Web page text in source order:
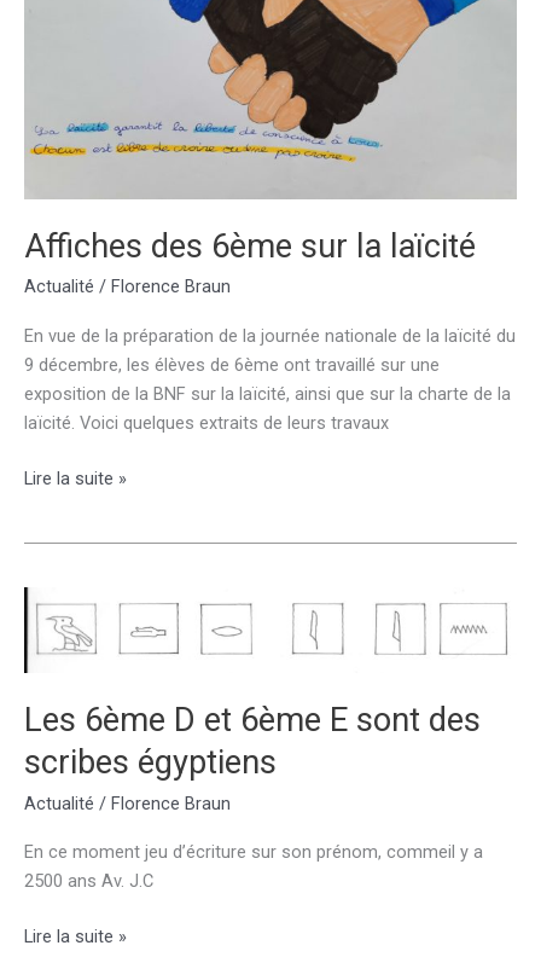
Affiches des 6ème sur la laïcité
Actualité / Florence Braun
En vue de la préparation de la journée nationale de la laïcité du
9 décembre, les élèves de 6ème ont travaillé sur une
exposition de la BNF sur la laïcité, ainsi que sur la charte de la
laïcité. Voici quelques extraits de leurs travaux
Affiches
la
laïcité
Lire la suite »
Les 6ème D et 6ème E sont des
scribes égyptiens
Actualité / Florence Braun
En ce moment jeu d’écriture sur son prénom, commeil y a
2500 ans Av. J.C
Les
Lire la suite »